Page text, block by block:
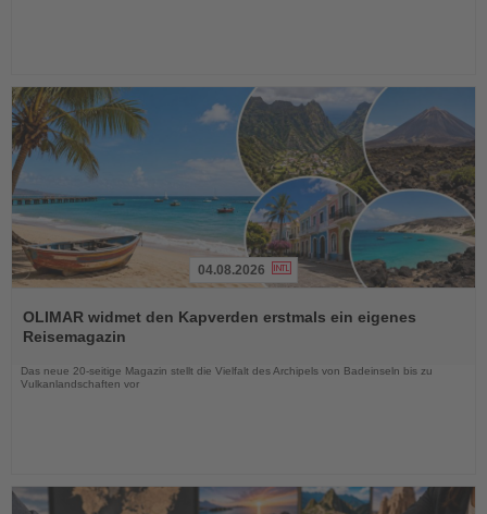
Sie
die
Nachrichten
04.08.2026
OLIMAR widmet den Kapverden erstmals ein eigenes
Reisemagazin
Das neue 20-seitige Magazin stellt die Vielfalt des Archipels von Badeinseln bis zu
Vulkanlandschaften vor